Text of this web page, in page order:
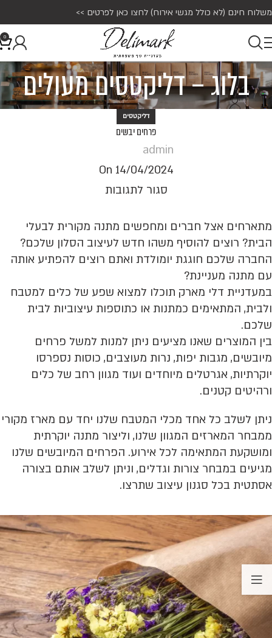
משלוח חינם (לא כולל מגשי אירוח) לחצו כאן לפרטים >>
0
בלוג – דליקטסים מעולים
דליקטסים
פרחים יבשים
admin
On 14/04/2024
סגור לתגובות
מתארחים אצל חברים ומחפשים מתנה מקורית לבעלי
הבית? רוצים להוסיף משהו חדש לעיצוב הסלון שלכם?
החברה שלכם חוגגת יומולדת ואתם רוצים להפתיע אותה
עם מתנה מעניינת?
במעדניית דלי מארק תוכלו למצוא שפע של כלים למטבח
ולבית, המתאימים כמתנות או כתוספות עיצוביות לבית
שלכם.
בין המוצרים שאנו מציעים ניתן למנות למשל פרחים
מיובשים, מגבות יפות, נרות מעוצבים, כוסות נספרסו
יוקרתיות, אגרטלים מיוחדים ועוד מגוון רחב של כלים
ורהיטים קטנים.
ניתן לשלב כל אחד מכלי המטבח שלנו יחד עם מארז מקורי
ממבחר המארזים המגוון שלנו, וליצור מתנה יוקרתית
ומושקעת המתאימה לכל אירוע. הפרחים המיובשים שלנו
מגיעים במבחר צורות וגדלים, וניתן לשלב אותם בצורה
אסתטית בכל סגנון עיצוב שתרצו.